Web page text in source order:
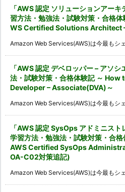
「AWS 認定 ソリューションアー
習方法・勉強法・試験対策・合格
WS Certified Solutions Architect
Amazon Web Services(AWS)は今最もシ
「AWS 認定 デベロッパー – アソ
法・試験対策・合格体験記 ～
Developer – Associate(DVA)～
Amazon Web Services(AWS)は今最もシ
「AWS 認定 SysOps アドミニス
学習方法・勉強法・試験対策・合
AWS Certified SysOps
OA-C02対策追記)
Amazon Web Services(AWS)は今最もシ